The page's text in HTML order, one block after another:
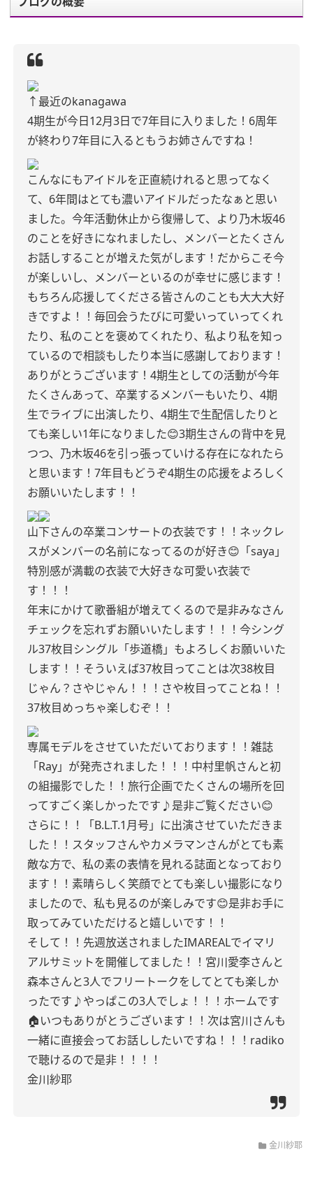
↑ 最近のkanagawa
4期生が今日12月3日で7年目に入りました！ 6周年
が終わり7年目に入るともうお姉さんですね！
こんなにもアイドルを正直続けれると思ってなく
て、6年間はとても濃いアイドルだったなぁと思い
ました。 今年活動休止から復帰して、より乃木坂46
のことを好きになれましたし、メンバーとたくさん
お話しすることが増えた気がします！ だからこそ今
が楽しいし、メンバーといるのが幸せに感じます！
もちろん応援してくださる皆さんのことも大大大好
きですよ！！ 毎回会うたびに可愛いっていってくれ
たり、私のことを褒めてくれたり、私より私を知っ
ているので相談もしたり本当に感謝しております！
ありがとうございます！ 4期生としての活動が今年
たくさんあって、卒業するメンバーもいたり、4期
生でライブに出演したり、4期生で生配信したりと
ても楽しい1年になりました😊3期生さんの背中を見
つつ、乃木坂46を引っ張っていける存在になれたら
と思います！ 7年目もどうぞ4期生の応援をよろしく
お願いいたします！！
山下さんの卒業コンサートの衣装です！！ ネックレ
スがメンバーの名前になってるのが好き😊 「saya」
特別感が満載の衣装で大好きな可愛い衣装で
す！！！
年末にかけて歌番組が増えてくるので是非みなさん
チェックを忘れずお願いいたします！！！ 今シング
ル37枚目シングル「歩道橋」もよろしくお願いいた
します！！ そういえば37枚目ってことは次38枚目
じゃん？ さやじゃん！！！ さや枚目ってことね！！
37枚目めっちゃ楽しむぞ！！
専属モデルをさせていただいております！！ 雑誌
「Ray」が発売されました！！！ 中村里帆さんと初
の組撮影でした！！ 旅行企画でたくさんの場所を回
ってすごく楽しかったです♪ 是非ご覧ください😊
さらに！！
「B.L.T.1月号」に出演させていただきま
した！！ スタッフさんやカメラマンさんがとても素
敵な方で、私の素の表情を見れる誌面となっており
ます！！ 素晴らしく笑顔でとても楽しい撮影になり
ましたので、私も見るのが楽しみです😊是非お手に
取ってみていただけると嬉しいです！！
そして！！ 先週放送されましたIMAREALでイマリ
アルサミットを開催してました！！ 宮川愛李さんと
森本さんと3人でフリートークをしてとても楽しか
ったです♪ やっぱこの3人でしょ！！！ ホームです
🏠いつもありがとうございます！！ 次は宮川さんも
一緒に直接会ってお話ししたいですね！！！ radiko
で聴けるので是非！！！！
金川紗耶
金川紗耶